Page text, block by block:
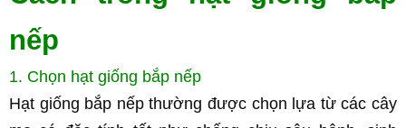
nếp
1. Chọn hạt giống bắp nếp
Hạt giống bắp nếp thường được chọn lựa từ các cây